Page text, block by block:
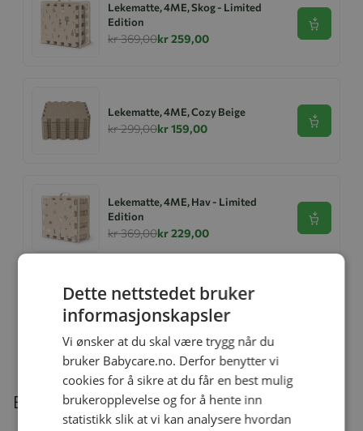
Lekematte, 4ME, Skog - Limited
Edition
kr 369,00kr 259,00
Se
Lekematte, 4ME, Cozy Beige
kr 299,00kr 159,00 Se
Lekematte, 4ME, Hav - Limited
Edition
kr 369,00kr 229,00
Se
Ullbody, Helledussen, Deep Oak
kr 279,00 kr 167,40
Beskrivelse
Dette nettstedet bruker
informasjonskapsler
Vi ønsker at du skal være trygg når du
bruker Babycare.no. Derfor benytter vi
cookies for å sikre at du får en best mulig
brukeropplevelse og for å hente inn
statistikk slik at vi kan analysere hvordan